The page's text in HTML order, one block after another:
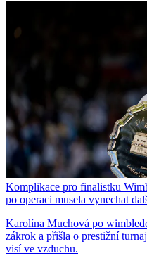
Komplikace pro finalistku
po operaci musela vynechat
Karolína Muchová po
zákrok a přišla o prestižní
visí ve vzduchu.